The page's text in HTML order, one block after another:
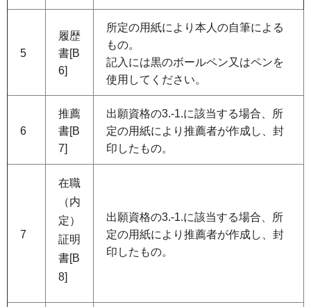
5
履歴
書[B
6]
所定の用紙により本人の自筆による
もの。
記入には黒のボールペン又はペンを
使用してください。
6
推薦
書[B
7]
出願資格の3.-1.に該当する場合、所
定の用紙により推薦者が作成し、封
印したもの。
7
在職
（内
定）
証明
書[B
8]
出願資格の3.-1.に該当する場合、所
定の用紙により推薦者が作成し、封
印したもの。